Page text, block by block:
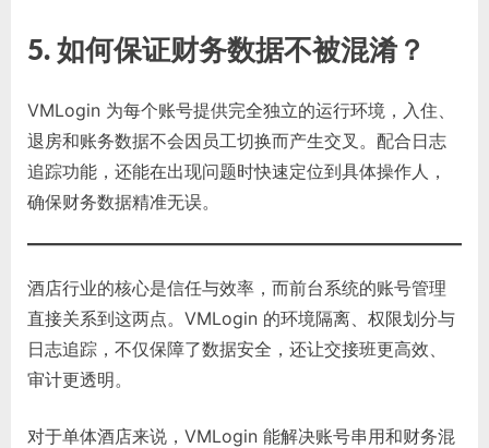
5. 如何保证财务数据不被混淆？
VMLogin 为每个账号提供完全独立的运行环境，入住、
退房和账务数据不会因员工切换而产生交叉。配合日志
追踪功能，还能在出现问题时快速定位到具体操作人，
确保财务数据精准无误。
酒店行业的核心是信任与效率，而前台系统的账号管理
直接关系到这两点。VMLogin 的环境隔离、权限划分与
日志追踪，不仅保障了数据安全，还让交接班更高效、
审计更透明。
对于单体酒店来说，VMLogin 能解决账号串用和财务混